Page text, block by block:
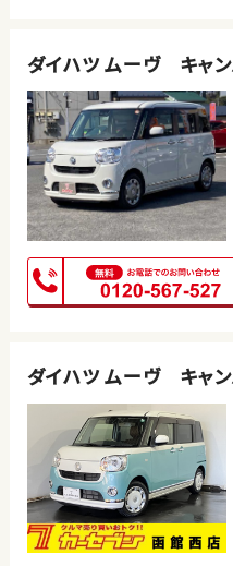
ダイハツ ムーヴ キャ
ダイハツ ムーヴ キャ